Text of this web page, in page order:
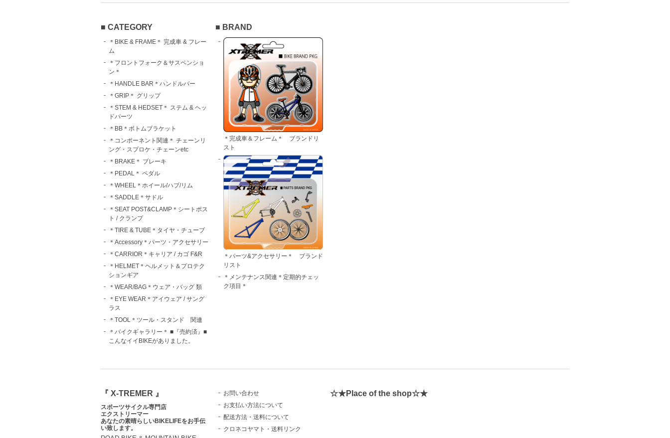
■ CATEGORY
＊BIKE & FRAME＊ 完成車 & フレー
ム
＊フロントフォーク＆サスペンショ
ン＊
＊HANDLE BAR＊ハンドルバー
＊GRIP＊ グリップ
＊STEM & HEDSET＊ ステム & ヘッ
ドパーツ
＊BB＊ボトムブラケット
＊コンポーネント関連＊ チェーンリ
ング・スプロケ・チェーンetc
＊BRAKE＊ ブレーキ
＊PEDAL＊ ペダル
＊WHEEL＊ホイール/ハブ/リム
＊SADDLE＊サドル
＊SEAT POST&CLAMP＊シートポス
ト / クランプ
＊TIRE & TUBE＊タイヤ・チューブ
＊Accessory＊パーツ・アクセサリー
＊CARRIOR＊キャリア / カゴ F&R
＊HELMET＊ヘルメット＆プロテク
ションギア
＊WEAR/BAG＊ウェア・バッグ 類
＊EYE WEAR＊アイウェア / サング
ラス
＊TOOL＊ツール・スタンド 関連
＊バイクギャラリー＊ ■『売約済』■
こんなイイBIKEがありました。
■ BRAND
＊完成車＆フレーム＊ ブランドリ
スト
＊パーツ&アクセサリー＊ ブランド
リスト
＊メンテナンス関連＊定期的チェッ
ク項目＊
『 X-TREMER 』
スポーツサイクル専門店
エクストリーマー
あなたの素晴らしいBIKELIFEをお手伝
い致します。
お問い合わせ
お支払い方法について
配送方法・送料について
クロネコヤマト・送料リンク
☆★Place of the shop☆★